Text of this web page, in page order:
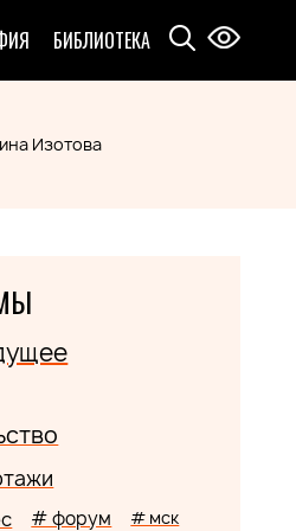
БИБЛИОТЕКА
Изотова
# форум # мск